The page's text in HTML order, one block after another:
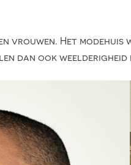
vrouwen. Het
dan ook